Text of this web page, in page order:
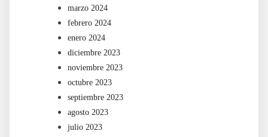
marzo 2024
febrero 2024
enero 2024
diciembre 2023
noviembre 2023
octubre 2023
septiembre 2023
agosto 2023
julio 2023